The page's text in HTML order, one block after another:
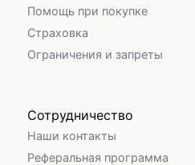
Помощь при покупке
Страховка
Ограничения и запреты
Сотрудничество
Наши контакты
Реферальная программа